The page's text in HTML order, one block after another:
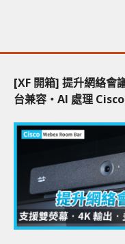
[XF 開箱] 提升網絡
台兼容‧AI 處理